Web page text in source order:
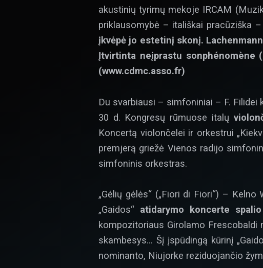
akustinių tyrimų mekoje IRCAM
priklausomybė – itališkai pracūziška
įkvėpė jo estetinį skonį.
Įtvirtinta neįprastu sonphénomène
(www.cdmc.asso.fr)
Du svarbiausi – simfoniniai – F.
30 d. Kongresų rūmuose italų
Koncertą violončelei ir orkestrui
premjerą griežė Vienos radijo
simfoninis orkestras.
„Gėlių gėlės“ („Fiori di Fiori“) –
„Gaidos“ atidarymo koncerte
kompozitoriaus Girolamo Frescobaldi
skambesys… Šį įspūdingą kūrinį
nominanto, Niujorke reziduojančio